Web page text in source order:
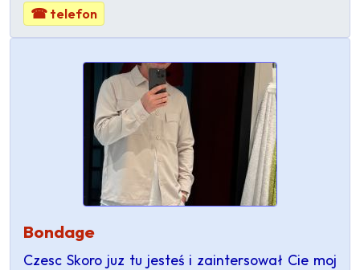
☎ telefon
Bondage
Czesc Skoro juz tu jesteś i zaintersował Cie moj